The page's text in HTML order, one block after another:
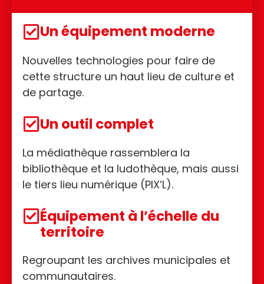
Un équipement moderne
Nouvelles technologies pour faire de
cette structure un haut lieu de culture et
de partage.
Un outil complet
La médiathèque rassemblera la
bibliothèque et la ludothèque, mais aussi
le tiers lieu numérique (PIX’L).
Équipement à l’échelle du
territoire
Regroupant les archives municipales et
communautaires.